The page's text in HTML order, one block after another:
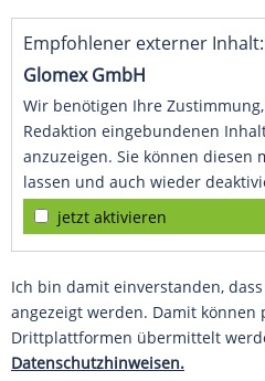
Empfohlener externer Inhalt:
Glomex GmbH
Wir benötigen Ihre
Redaktion eingebundenen
anzuzeigen. Sie können diesen
lassen und auch wieder
jetzt aktivieren
Ich bin damit einverstanden,
angezeigt werden. Damit können
Drittplattformen übermittelt
Datenschutzhinweisen.